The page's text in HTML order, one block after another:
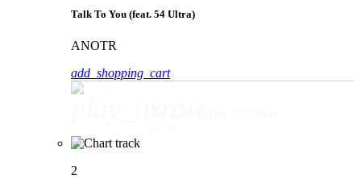
Talk To You (feat. 54 Ultra)
ANOTR
add_shopping_cart
2